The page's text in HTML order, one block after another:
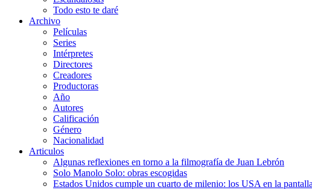
Todo esto te daré
Archivo
Películas
Series
Intérpretes
Directores
Creadores
Productoras
Año
Autores
Calificación
Género
Nacionalidad
Articulos
Algunas reflexiones en torno a la filmografía de Juan Lebrón
Solo Manolo Solo: obras escogidas
Estados Unidos cumple un cuarto de milenio: los USA en la